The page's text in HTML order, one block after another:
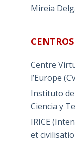
Mireia
Centre
l’Europe
Instituto
Ciencia y
IRICE
et